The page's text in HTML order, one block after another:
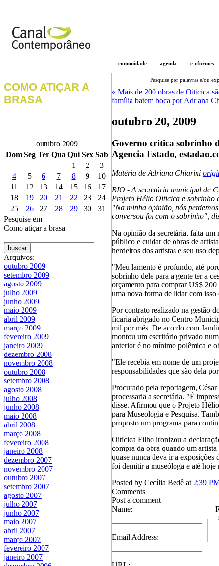
comunidade agenda e-nformes
COMO ATIÇAR A
BRASA
outubro 2009
Dom Seg Ter Qua Qui Sex Sab
1
2
3
4
5 6 7 8 9
10
11
12 13 14 15 16
17
18
19 20 21 22 23
24
25
26 27 28 29 30
31
Pesquise em
Como atiçar a brasa:
Arquivos:
outubro 2009
setembro 2009
agosto 2009
julho 2009
junho 2009
maio 2009
abril 2009
março 2009
fevereiro 2009
janeiro 2009
dezembro 2008
novembro 2008
outubro 2008
setembro 2008
agosto 2008
julho 2008
junho 2008
maio 2008
abril 2008
março 2008
fevereiro 2008
janeiro 2008
dezembro 2007
novembro 2007
outubro 2007
setembro 2007
agosto 2007
julho 2007
junho 2007
maio 2007
abril 2007
março 2007
fevereiro 2007
janeiro 2007
Pesquise por palavras e/ou
« Mais de 200 obras de Oiticica
família batem boca por Adriana
outubro 20, 2009
Governo critica sobrinho
Agencia Estado,
Matéria de Adriana Chiarini
RIO - A secretária municipal de
Projeto Hélio Oiticica e sobrinho
"Na minha opinião, nós
conversou foi com o sobrinho",
Na opinião da secretária, falta um
público e cuidar de obras de
herdeiros dos artistas e seu uso
"Meu lamento é profundo, até
sobrinho dele para a gente ter a
orçamento para comprar US$
uma nova forma de lidar com
Por contrato realizado na gestão
ficaria abrigado no Centro
mil por mês. De acordo com
montou um escritório privado
anterior é no mínimo polêmica e
"Ele recebia em nome de um
responsabilidades que são dela
Procurado pela reportagem,
processaria a secretária. "É
disse. Afirmou que o Projeto
para Museologia e Pesquisa.
proposto um programa para
Oiticica Filho ironizou a
compra da obra quando um
quase nunca deva ir a
foi demitir a museóloga e até
Posted by Cecília Bedê at 2:39
Comments
Post a comment
Name:
Email Address: